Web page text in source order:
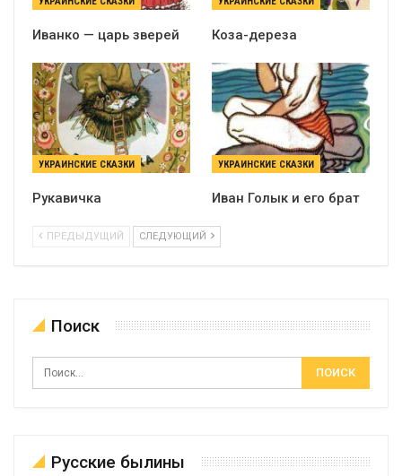
Иванко — царь зверей Коза-дереза
УКРАИНСКИЕ СКАЗКИ
Рукавичка
УКРАИНСКИЕ СКАЗКИ
Иван Голык и его брат
ПРЕДЫДУЩИЙ СЛЕДУЮЩИЙ
Поиск
Русские былины